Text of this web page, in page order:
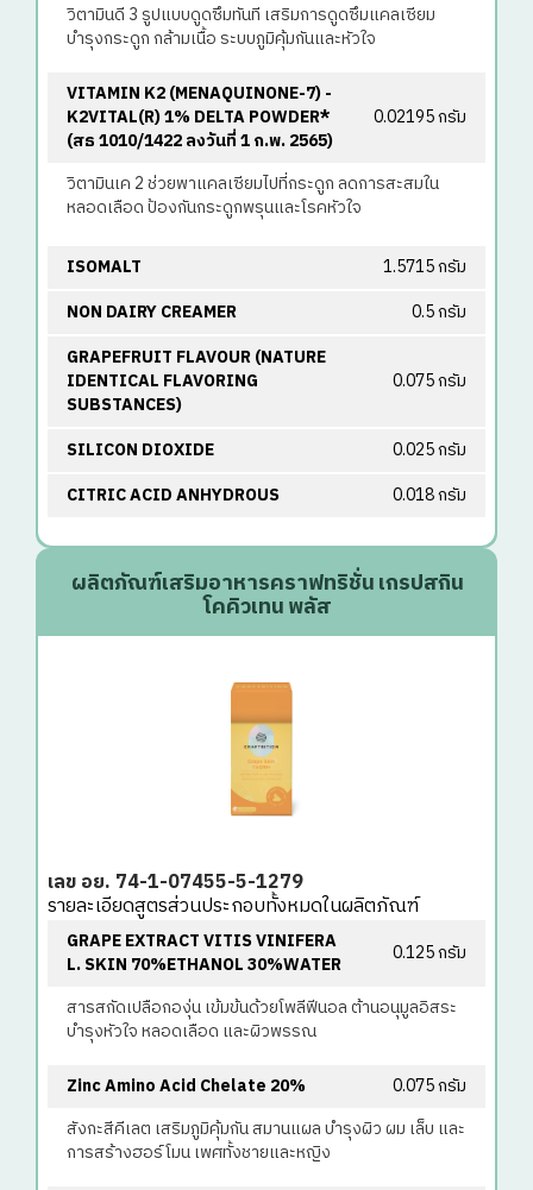
วิตามินดี 3 รูปแบบดูดซึมทันที เสริมการดูดซึมแคลเซียม
บำรุงกระดูก กล้ามเนื้อ ระบบภูมิคุ้มกันและหัวใจ
VITAMIN K2 (MENAQUINONE-7) -
K2VITAL(R) 1% DELTA POWDER*
(สธ 1010/1422 ลงวันที่ 1 ก.พ. 2565)
0.02195 กรัม
วิตามินเค 2 ช่วยพาแคลเซียมไปที่กระดูก ลดการสะสมใน
หลอดเลือด ป้องกันกระดูกพรุนและโรคหัวใจ
ISOMALT
1.5715 กรัม
NON DAIRY CREAMER
0.5 กรัม
GRAPEFRUIT FLAVOUR (NATURE
IDENTICAL FLAVORING
SUBSTANCES)
0.075 กรัม
SILICON DIOXIDE
0.025 กรัม
CITRIC ACID ANHYDROUS
0.018 กรัม
ผลิตภัณฑ์เสริมอาหารคราฟทริชั่น เกรปสกิน
โคคิวเทน พลัส
เลข อย. 74-1-07455-5-1279
รายละเอียดสูตรส่วนประกอบทั้งหมดในผลิตภัณฑ์
GRAPE EXTRACT VITIS VINIFERA
L. SKIN 70%ETHANOL 30%WATER
0.125 กรัม
สารสกัดเปลือกองุ่น เข้มข้นด้วยโพลีฟีนอล ต้านอนุมูลอิสระ
บำรุงหัวใจ หลอดเลือด และผิวพรรณ
Zinc Amino Acid Chelate 20%
0.075 กรัม
สังกะสีคีเลต เสริมภูมิคุ้มกัน สมานแผล บำรุงผิว ผม เล็บ และ
การสร้างฮอร์โมน เพศทั้งชายและหญิง